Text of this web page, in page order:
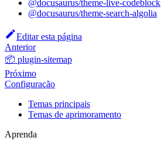
@docusaurus/theme-live-codeblock
@docusaurus/theme-search-algolia
Editar esta página
Anterior
📦 plugin-sitemap
Próximo
Configuração
Temas principais
Temas de aprimoramento
Aprenda